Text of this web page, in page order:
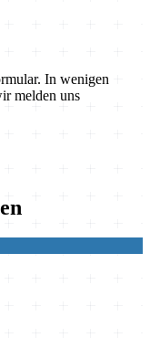
In wenigen
melden uns